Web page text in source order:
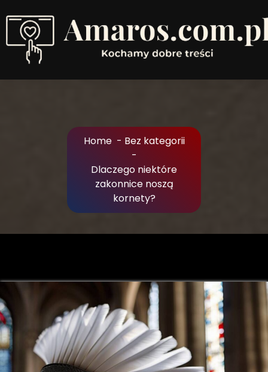
to
Content
Home- Bez kategorii
-
Dlaczego niektóre
zakonnice noszą
kornety?